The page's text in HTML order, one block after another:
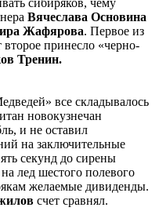
Вячеслава Основина
Жафярова. Первое из
второе принесло «черно-
Тренин.
все складывалось
новокузнечан
и не оставил
на заключительные
секунд до сирены
лед шестого полевого
желаемые дивиденды.
счет сравнял.